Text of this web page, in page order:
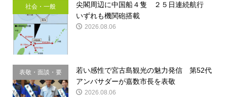
社会・一般
尖閣周辺に中国船４隻 ２５日連続航行
いずれも機関砲搭載
2026.08.06
表敬・面談・要
請
若い感性で宮古島観光の魅力発信 第52代
アンバサダーが嘉数市長を表敬
2026.08.06